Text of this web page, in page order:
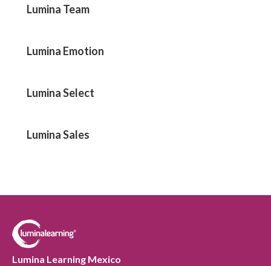
Lumina Team
Lumina Emotion
Lumina Select
Lumina Sales
Lumina Learning Mexico